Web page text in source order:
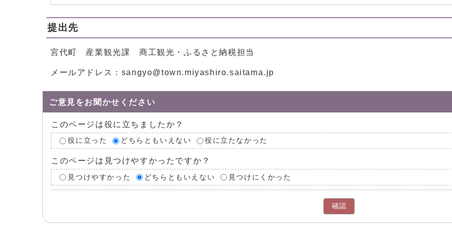
提出先
宮代町 産業観光課 商工観光・ふるさと納税担当
メールアドレス：sangyo@town.miyashiro.saitama.jp
ご意見をお聞かせください
このページは役に立ちましたか？
役に立った どちらともいえない 役に立たなかった
このページは見つけやすかったですか？
見つけやすかった どちらともいえない 見つけにくかった
確認